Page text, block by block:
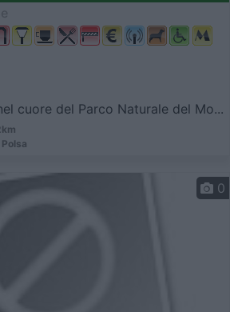
cuore del Parco Naturale del Mo...
0